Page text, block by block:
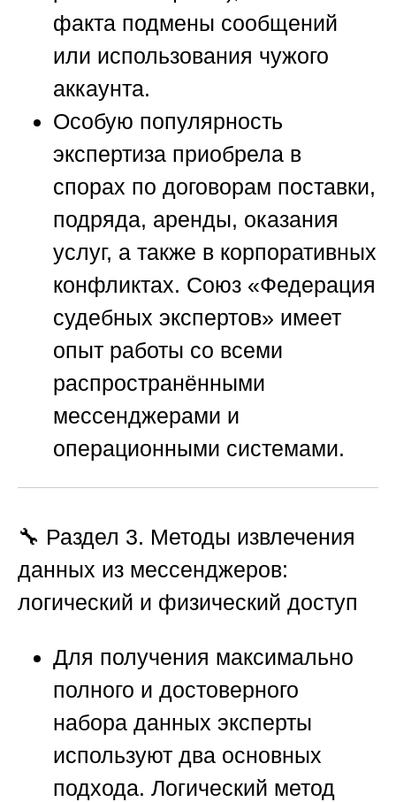
факта подмены сообщений
или использования чужого
аккаунта.
Особую популярность
экспертиза приобрела в
спорах по договорам поставки,
подряда, аренды, оказания
услуг, а также в корпоративных
конфликтах. Союз «Федерация
судебных экспертов» имеет
опыт работы со всеми
распространёнными
мессенджерами и
операционными системами.
🔧 Раздел 3. Методы извлечения
данных из мессенджеров:
логический и физический доступ
Для получения максимально
полного и достоверного
набора данных эксперты
используют два основных
подхода. Логический метод